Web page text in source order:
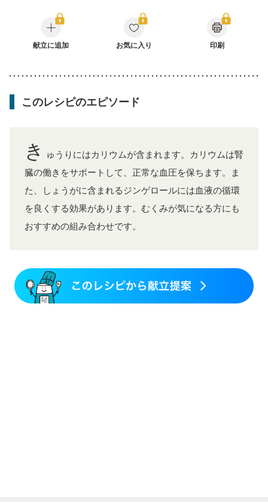
CKD（ステージ２）
CKD（ステージ３a）
CKD（ステージ３b）
乳がん（抗がん剤治療中）
乳がん（ホルモン療法中）
乳がん（放射線治療中）
飲み込みにくい
味の感じ方が変わった
妊婦健診・血圧が気になる（初期）
妊婦健診・血糖値が気になる（初期）
妊娠高血圧(中期)
産後（ミルク）
骨折 骨粗しょう症
関節リウマチ
乾癬
貧血対策 ニキビ・肌荒れ 更年期
献立に追加 お気に入り 印刷
このレシピのエピソード
き
ゅうりにはカリウムが含まれます。カリウムは腎
臓の働きをサポートして、正常な血圧を保ちます。ま
た、しょうがに含まれるジンゲロールには血液の循環
を良くする効果があります。むくみが気になる方にも
おすすめの組み合わせです。